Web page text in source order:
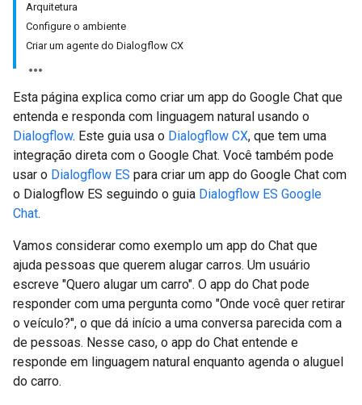
Arquitetura
Configure o ambiente
Criar um agente do Dialogflow CX
Esta página explica como criar um app do Google Chat que
entenda e responda com linguagem natural usando o
Dialogflow. Este guia usa o Dialogflow CX, que tem uma
integração direta com o Google Chat. Você também pode
usar o Dialogflow ES para criar um app do Google Chat com
o Dialogflow ES seguindo o guia Dialogflow ES Google
Chat.
Vamos considerar como exemplo um app do Chat que
ajuda pessoas que querem alugar carros. Um usuário
escreve "Quero alugar um carro". O app do Chat pode
responder com uma pergunta como "Onde você quer retirar
o veículo?", o que dá início a uma conversa parecida com a
de pessoas. Nesse caso, o app do Chat entende e
responde em linguagem natural enquanto agenda o aluguel
do carro.